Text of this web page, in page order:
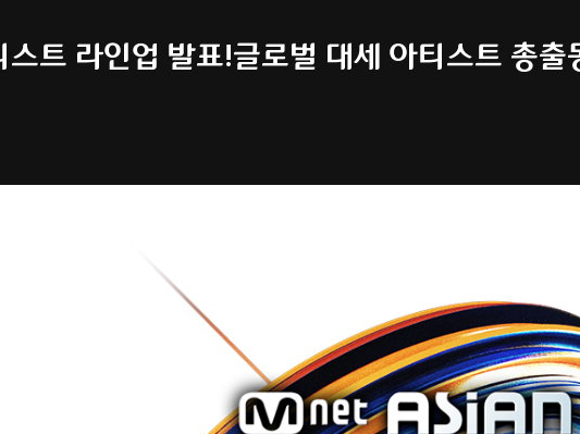
스트 라인업 발표!글로벌 대세 아티스트 총